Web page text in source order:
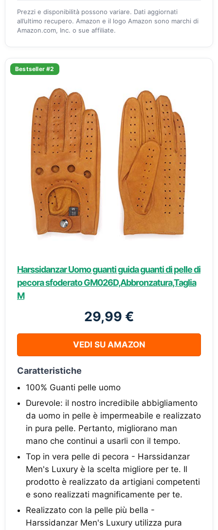
Prezzi e disponibilità possono variare. Dati aggiornati
all’ultimo recupero. Amazon e il logo Amazon sono marchi di
Amazon.com, Inc. o sue affiliate.
Bestseller #2
Harssidanzar Uomo guanti guida guanti di pelle di
pecora sfoderato GM026D,Abbronzatura,Taglia
M
29,99 €
VEDI SU AMAZON
Caratteristiche
100% Guanti pelle uomo
Durevole: il nostro incredibile abbigliamento
da uomo in pelle è impermeabile e realizzato
in pura pelle. Pertanto, migliorano man
mano che continui a usarli con il tempo.
Top in vera pelle di pecora - Harssidanzar
Men's Luxury è la scelta migliore per te. Il
prodotto è realizzato da artigiani competenti
e sono realizzati magnificamente per te.
Realizzato con la pelle più bella -
Harssidanzar Men's Luxury utilizza pura